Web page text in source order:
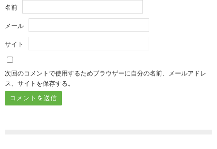
名前
メール
サイト
次回のコメントで使用するためブラウザーに自分の名前、メールアドレ
ス、サイトを保存する。